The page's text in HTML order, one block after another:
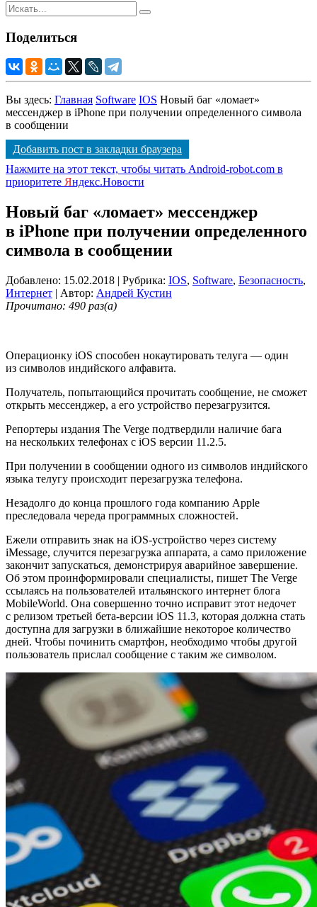
Поделиться
Вы здесь: Главная Software IOS Новый баг «ломает»
мессенджер в iPhone при получении определенного символа
в сообщении
Добавить пост в закладки браузера
Нажмите на этот текст, чтобы читать Android-robot.com в
приоритете Яндекс.Новости
Новый баг «ломает» мессенджер
в iPhone при получении определенного
символа в сообщении
Добавлено: 15.02.2018 | Рубрика: IOS, Software, Безопасность,
Интернет | Автор: Андрей Кустин
Прочитано: 490 раз(а)
Операционку iOS способен нокаутировать телуга — один
из символов индийского алфавита.
Получатель, попытающийся прочитать сообщение, не сможет
открыть мессенджер, а его устройство перезагрузится.
Репортеры издания The Verge подтвердили наличие бага
на нескольких телефонах с iOS версии 11.2.5.
При получении в сообщении одного из символов индийского
языка телугу происходит перезагрузка телефона.
Незадолго до конца прошлого года компанию Apple
преследовала череда программных сложностей.
Ежели отправить знак на iOS-устройство через систему
iMessage, случится перезагрузка аппарата, а само приложение
закончит запускаться, демонстрируя аварийное завершение.
Об этом проинформировали специалисты, пишет The Verge
ссылаясь на пользователей итальянского интернет блога
MobileWorld. Она совершенно точно исправит этот недочет
с релизом третьей бета-версии iOS 11.3, которая должна стать
доступна для загрузки в ближайшие некоторое количество
дней. Чтобы починить смартфон, необходимо чтобы другой
пользователь прислал сообщение с таким же символом.